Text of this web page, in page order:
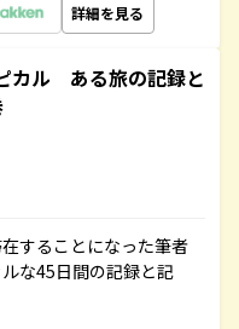
詳細を見る
カル ある旅の記録と
することになった筆者
な45日間の記録と記